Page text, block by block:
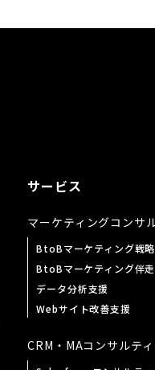
サービス
マーケティングコンサ
BtoBマーケティング戦
BtoBマーケティング伴
データ分析支援
Webサイト改善支援
CRM・MAコンサルテ